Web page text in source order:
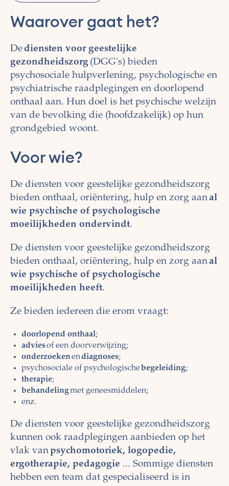
Waarover gaat het?
Dediensten voor geestelijke
gezondheidszorg (DGG's) bieden
psychosociale hulpverlening, psychologische en
psychiatrische raadplegingen en doorlopend
onthaal aan. Hun doel is het psychische welzijn
van de bevolking die (hoofdzakelijk) op hun
grondgebied woont.
Voor wie?
De diensten voor geestelijke gezondheidszorg
bieden onthaal, oriëntering, hulp en zorg aanal
wie psychische of psychologische
moeilijkheden ondervindt.
De diensten voor geestelijke gezondheidszorg
bieden onthaal, oriëntering, hulp en zorg aanal
wie psychische of psychologische
moeilijkheden heeft.
Ze bieden iedereen die erom vraagt:
doorlopend onthaal;
adviesof een doorverwijzing;
onderzoekenendiagnoses;
psychosociale of psychologische begeleiding;
therapie;
behandelingmet geneesmiddelen;
enz.
De diensten voor geestelijke gezondheidszorg
kunnen ook raadplegingen aanbieden op het
vlak vanpsychomotoriek, logopedie,
ergotherapie, pedagogie ... Sommige diensten
hebben een team dat gespecialiseerd is in